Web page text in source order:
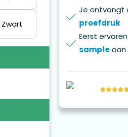
Zwart
Je ontvangt
proefdruk
Eerst
sampleaan